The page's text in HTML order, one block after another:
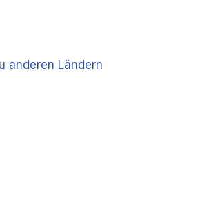
anderen Ländern